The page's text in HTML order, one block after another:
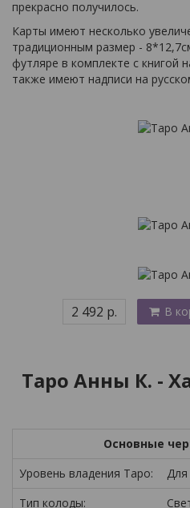
прекрасно получилось.
Карты имеют несколько
традиционным размер -
футляре в комплекте с книгой
также имеют надписи на
2 492 р. В
Таро Анны К. -
Основные
Уровень владения Таро:
Тип колоды: